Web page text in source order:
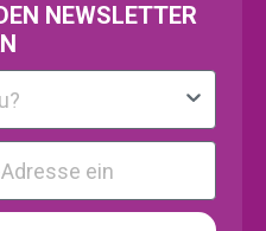
NEWSLETTER